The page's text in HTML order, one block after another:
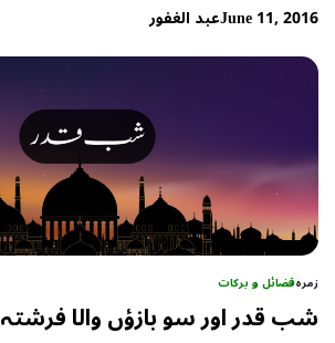
June 11, 2016عبد الغفور
زمرہفضائل و برکات
شب قدر اور سو بازؤں والا فرشتہ